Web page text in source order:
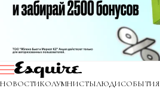
НОВОСТИКОЛУМНИСТЫЛЮДИСОБЫТИЯ